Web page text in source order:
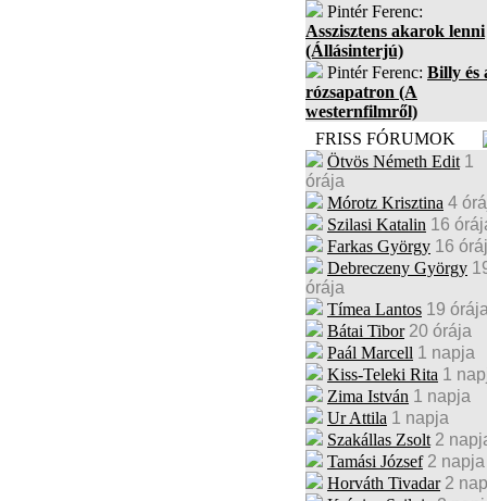
Pintér Ferenc:
Asszisztens akarok lenni
(Állásinterjú)
Pintér Ferenc: Billy és
rózsapatron (A
westernfilmről)
FRISS FÓRUMOK
Ötvös Németh Edit 1
órája
Mórotz Krisztina 4
Szilasi Katalin 16
Farkas György 16
Debreczeny György
órája
Tímea Lantos 19 órája
Bátai Tibor 20 órája
Paál Marcell 1 napja
Kiss-Teleki Rita 1
Zima István 1 napja
Ur Attila 1 napja
Szakállas Zsolt 2
Tamási József 2 napja
Horváth Tivadar 2